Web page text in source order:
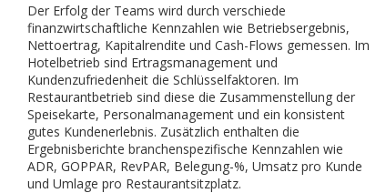
Der Erfolg der Teams wird durch verschiede
finanzwirtschaftliche Kennzahlen wie Betriebsergebnis,
Nettoertrag, Kapitalrendite und Cash-Flows gemessen. Im
Hotelbetrieb sind Ertragsmanagement und
Kundenzufriedenheit die Schlüsselfaktoren. Im
Restaurantbetrieb sind diese die Zusammenstellung der
Speisekarte, Personalmanagement und ein konsistent
gutes Kundenerlebnis. Zusätzlich enthalten die
Ergebnisberichte branchenspezifische Kennzahlen wie
ADR, GOPPAR, RevPAR, Belegung-%, Umsatz pro Kunde
und Umlage pro Restaurantsitzplatz.